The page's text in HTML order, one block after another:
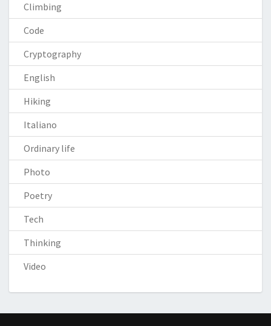
Climbing
Code
Cryptography
English
Hiking
Italiano
Ordinary life
Photo
Poetry
Tech
Thinking
Video